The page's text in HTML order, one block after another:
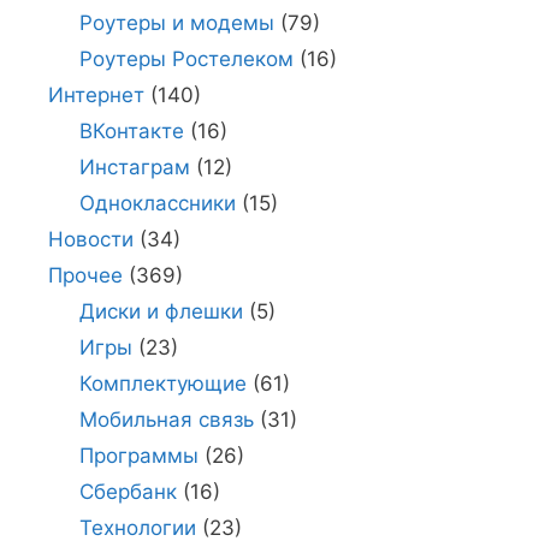
Роутеры и модемы (79)
Роутеры Ростелеком (16)
Интернет (140)
ВКонтакте (16)
Инстаграм (12)
Одноклассники (15)
Новости (34)
Прочее (369)
Диски и флешки (5)
Игры (23)
Комплектующие (61)
Мобильная связь(31)
Программы (26)
Сбербанк(16)
Технологии (23)